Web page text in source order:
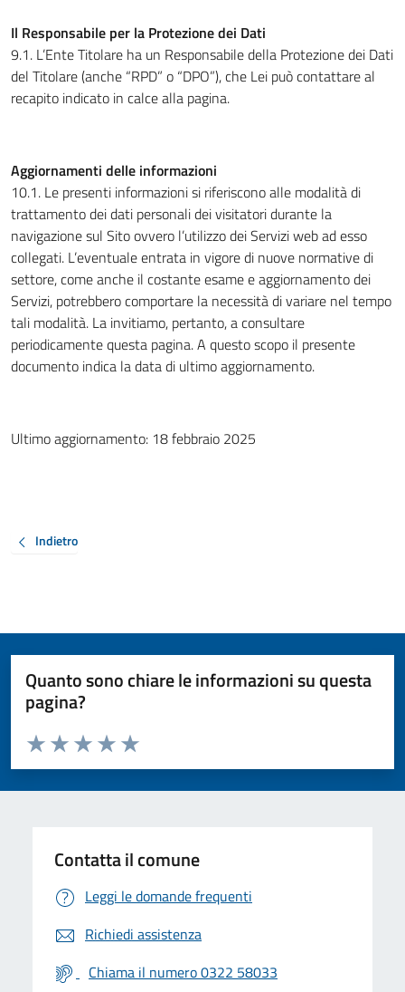
Il Responsabile per la Protezione dei Dati
9.1. L’Ente Titolare ha un Responsabile della Protezione dei Dati
del Titolare (anche “RPD” o “DPO”), che Lei può contattare al
recapito indicato in calce alla pagina.
Aggiornamenti delle informazioni
10.1. Le presenti informazioni si riferiscono alle modalità di
trattamento dei dati personali dei visitatori durante la
navigazione sul Sito ovvero l’utilizzo dei Servizi web ad esso
collegati. L’eventuale entrata in vigore di nuove normative di
settore, come anche il costante esame e aggiornamento dei
Servizi, potrebbero comportare la necessità di variare nel tempo
tali modalità. La invitiamo, pertanto, a consultare
periodicamente questa pagina. A questo scopo il presente
documento indica la data di ultimo aggiornamento.
Ultimo aggiornamento: 18 febbraio 2025
Indietro
Quanto sono chiare le informazioni su questa
pagina?
Valuta da 1 a 5 stelle la pagina
Valuta 5 stelle su 5
Valuta 4 stelle su 5
Valuta 3 stelle su 5
Valuta 2 stelle su 5
Valuta 1 stelle su 5
Contatta il comune
Leggi le domande frequenti
Richiedi assistenza
Chiama il numero 0322 58033